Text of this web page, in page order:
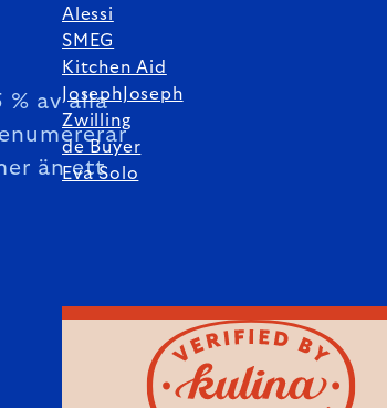
% av alla
än ett
Alessi
SMEG
Kitchen Aid
JosephJoseph
Zwilling
de Buyer
Eva Solo